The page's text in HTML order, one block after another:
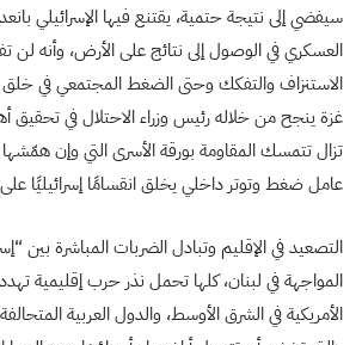
سيفضي إلى نتيجة حتمية، يقتنع فيها الإسرائيلي
العسكري في الوصول إلى نتائج على الأرض، وأنه لن
الاستنزاف والتفكك وحتى الضغط المجتمعي في
غزة ينجح من خلاله رئيس وزراء الاحتلال في تحقيق
تزال تتمسك المقاومة بورقة الأسرى التي وإن همّشها
عامل ضغط وتوتر داخلي يخلق انقسامًا إسرائيليًا على
التصعيد في الإقليم وتبادل الضربات المباشرة بين
المواجهة في لبنان، كلها تحمل نذر حرب إقليمية
الأمريكية في الشرق الأوسط، والدول العربية